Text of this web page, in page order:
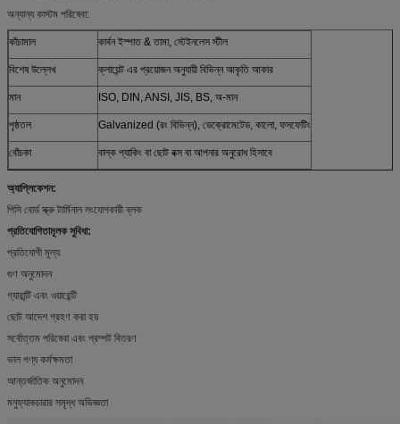
অন্যান্য কাস্টম পরিষেবা:
কাঁচামাল কার্বন ইস্পাত & তামা, স্টেইনলেস স্টীল
বিশেষ উল্লেখ ক্লায়েন্ট এর প্রয়োজন অনুযায়ী বিভিন্ন আকৃতি আকার
মান ISO, DIN, ANSI, JIS, BS, অ-মান
পৃষ্ঠতল Galvanized (রং বিভিন্ন), ডেক্রোমেটেড, কালো, ফসফেটিং
বোঁচকা বাল্ক প্যাকিং বা ছোট বক্স বা আপনার অনুরোধ হিসাবে
অ্যাপ্লিকেশন:
পিসি বোর্ড স্ক্রু টার্মিনাল সংযোগকারী ব্লক
প্রতিযোগিতামূলক সুবিধা:
প্রতিযোগী মূল্য
গুণ অনুমোদন
গ্যারান্টি এবং ওয়ারেন্টি
ছোট আদেশ গ্রহণ করা হয়
সর্বোত্তম পরিষেবা এবং প্রম্পট বিতরণ
ভাল পণ্য কর্মক্ষমতা
আন্তর্জাতিক অনুমোদন
মনুফ্যাকচারার সমৃদ্ধ অভিজ্ঞতা